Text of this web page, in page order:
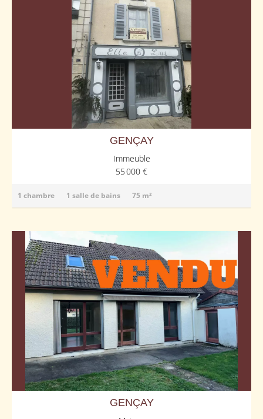
GENÇAY
Immeuble
55 000 €
1 chambre 1 salle de bains 75 m²
GENÇAY